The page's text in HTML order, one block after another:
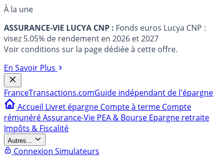
À la une
ASSURANCE-VIE LUCYA CNP : Fonds euros Lucya CNP :
visez 5.05% de rendement en 2026 et 2027
Voir conditions sur la page dédiée à cette offre.
En Savoir Plus
FranceTransactions.comGuide indépendant de l'épargne
Accueil Livret épargne Compte à terme Compte
rémunéréAssurance-Vie PEA & Bourse Epargne retraite
Impôts & Fiscalité
Autres...
Connexion Simulateurs